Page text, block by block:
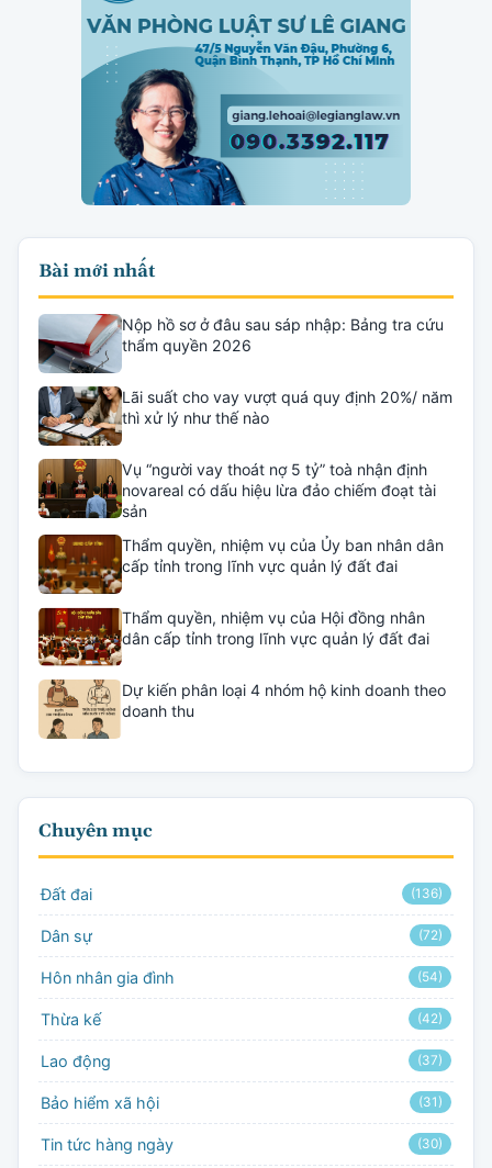
Bài mới nhất
Nộp hồ sơ ở đâu sau sáp nhập: Bảng tra cứu
thẩm quyền 2026
Lãi suất cho vay vượt quá quy định 20%/ năm
thì xử lý như thế nào
Vụ “người vay thoát nợ 5 tỷ” toà nhận định
novareal có dấu hiệu lừa đảo chiếm đoạt tài
sản
Thẩm quyền, nhiệm vụ của Ủy ban nhân dân
cấp tỉnh trong lĩnh vực quản lý đất đai
Thẩm quyền, nhiệm vụ của Hội đồng nhân
dân cấp tỉnh trong lĩnh vực quản lý đất đai
Dự kiến phân loại 4 nhóm hộ kinh doanh theo
doanh thu
Chuyên mục
Đất đai (136)
Dân sự (72)
Hôn nhân gia đình (54)
Thừa kế (42)
Lao động (37)
Bảo hiểm xã hội (31)
Tin tức hàng ngày (30)